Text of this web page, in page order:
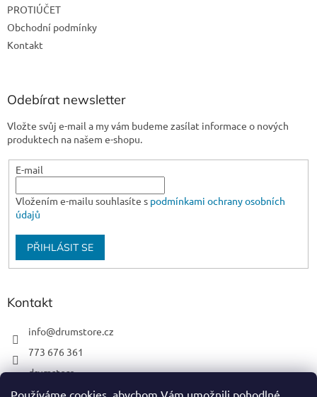
Používáme cookies, abychom Vám umožnili pohodlné
PROTIÚČET
Obchodní podmínky
Kontakt
Odebírat newsletter
Vložte svůj e-mail a my vám budeme zasílat informace o nových
produktech na našem e-shopu.
E-mail
Vložením e-mailu souhlasíte s podmínkami ochrany osobních
údajů
PŘIHLÁSIT SE
Kontakt
info@drumstore.cz
773 676 361
drumstore
drumstore.cz